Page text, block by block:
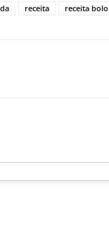
receita receita bolo